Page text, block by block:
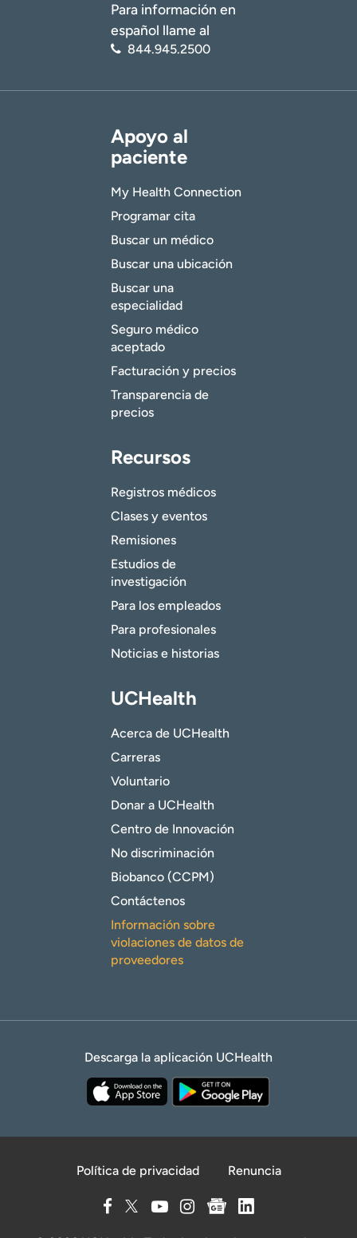
Para información en
español llame al
844.945.2500
Apoyo al
paciente
My Health Connection
Programar cita
Buscar un médico
Buscar una ubicación
Buscar una
especialidad
Seguro médico
aceptado
Facturación y precios
Transparencia de
precios
Recursos
Registros médicos
Clases y eventos
Remisiones
Estudios de
investigación
Para los empleados
Para profesionales
Noticias e historias
UCHealth
Acerca de UCHealth
Carreras
Voluntario
Donar a UCHealth
Centro de Innovación
No discriminación
Biobanco (CCPM)
Contáctenos
Información sobre
violaciones de datos de
proveedores
Descarga la aplicación UCHealth
Política de privacidad Renuncia